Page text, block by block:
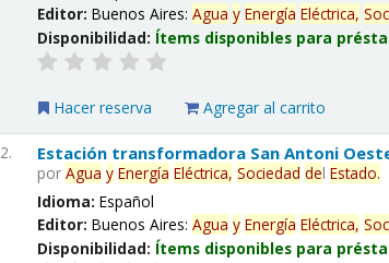
Editor:Buenos Aires:Agua y Energía Eléctrica,
Disponibilidad: Ítems disponibles para
Hacer reserva Agregar al carrito
2. Estación transformadora San Antoni
porAgua y Energía Eléctrica, Sociedad delEstado.
Idioma:Español
Editor:Buenos Aires:Agua y Energía Eléctrica,
Disponibilidad: Ítems disponibles para